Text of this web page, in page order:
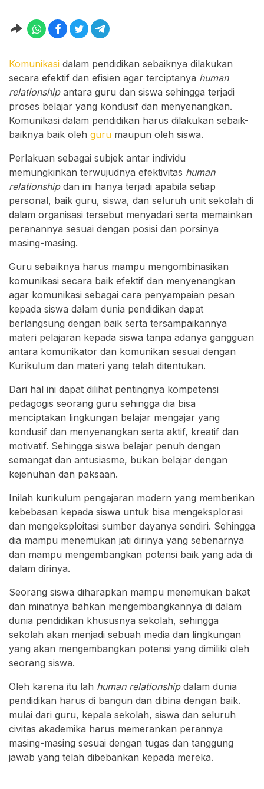
Komunikasi dalam pendidikan sebaiknya dilakukan
secara efektif dan efisien agar terciptanya human
relationshipantara guru dan siswa sehingga terjadi
proses belajar yang kondusif dan menyenangkan.
Komunikasi dalam pendidikan harus dilakukan sebaik-
baiknya baik oleh guru maupun oleh siswa.
Perlakuan sebagai subjek antar individu
memungkinkan terwujudnya efektivitas human
relationshipdan ini hanya terjadi apabila setiap
personal, baik guru, siswa, dan seluruh unit sekolah di
dalam organisasi tersebut menyadari serta memainkan
peranannya sesuai dengan posisi dan porsinya
masing-masing.
Guru sebaiknya harus mampu mengombinasikan
komunikasi secara baik efektif dan menyenangkan
agar komunikasi sebagai cara penyampaian pesan
kepada siswa dalam dunia pendidikan dapat
berlangsung dengan baik serta tersampaikannya
materi pelajaran kepada siswa tanpa adanya gangguan
antara komunikator dan komunikan sesuai dengan
Kurikulum dan materi yang telah ditentukan.
Dari hal ini dapat dilihat pentingnya kompetensi
pedagogis seorang guru sehingga dia bisa
menciptakan lingkungan belajar mengajar yang
kondusif dan menyenangkan serta aktif, kreatif dan
motivatif. Sehingga siswa belajar penuh dengan
semangat dan antusiasme, bukan belajar dengan
kejenuhan dan paksaan.
Inilah kurikulum pengajaran modern yang memberikan
kebebasan kepada siswa untuk bisa mengeksplorasi
dan mengeksploitasi sumber dayanya sendiri. Sehingga
dia mampu menemukan jati dirinya yang sebenarnya
dan mampu mengembangkan potensi baik yang ada di
dalam dirinya.
Seorang siswa diharapkan mampu menemukan bakat
dan minatnya bahkan mengembangkannya di dalam
dunia pendidikan khususnya sekolah, sehingga
sekolah akan menjadi sebuah media dan lingkungan
yang akan mengembangkan potensi yang dimiliki oleh
seorang siswa.
Oleh karena itu lah human relationship dalam dunia
pendidikan harus di bangun dan dibina dengan baik.
mulai dari guru, kepala sekolah, siswa dan seluruh
civitas akademika harus memerankan perannya
masing-masing sesuai dengan tugas dan tanggung
jawab yang telah dibebankan kepada mereka.